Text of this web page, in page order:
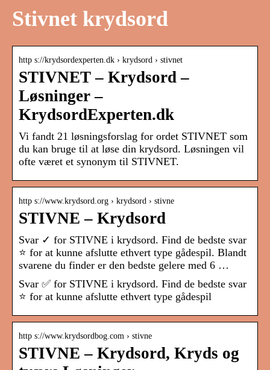
Stivnet krydsord
http s://krydsordexperten.dk › krydsord › stivnet
STIVNET – Krydsord –
Løsninger –
KrydsordExperten.dk
Vi fandt 21 løsningsforslag for ordet STIVNET som
du kan bruge til at løse din krydsord. Løsningen vil
ofte været et synonym til STIVNET.
http s://www.krydsord.org › krydsord › stivne
STIVNE – Krydsord
Svar ✓ for STIVNE i krydsord. Find de bedste svar
⭐ for at kunne afslutte ethvert type gådespil. Blandt
svarene du finder er den bedste gelere med 6 …
Svar ✅ for STIVNE i krydsord. Find de bedste svar
⭐ for at kunne afslutte ethvert type gådespil
http s://www.krydsordbog.com › stivne
STIVNE – Krydsord, Kryds og